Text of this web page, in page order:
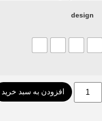
design
افزودن به سبد خرید